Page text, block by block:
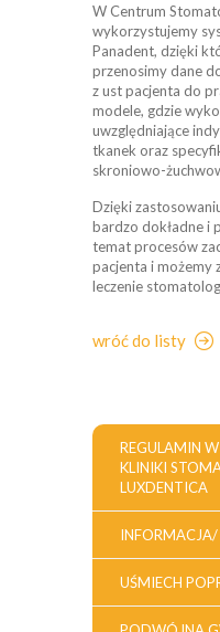
W Centrum
wykorzystujemy
Panadent, dzięki
przenosimy dane
z ust pacjenta do
modele, gdzie
uwzględniające
tkanek oraz
skroniowo-
Dzięki
bardzo dokładne i
temat procesów
pacjenta i możemy
leczenie
wróć do listy
REGULAMIN
KLINIKI
LUXDENTICA
INFORMACJA/
UŚMIECH